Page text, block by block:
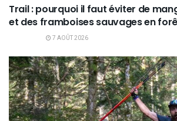
Trail : pourquoi il faut éviter de
et des framboises sauvages en
7 AOÛT 2026